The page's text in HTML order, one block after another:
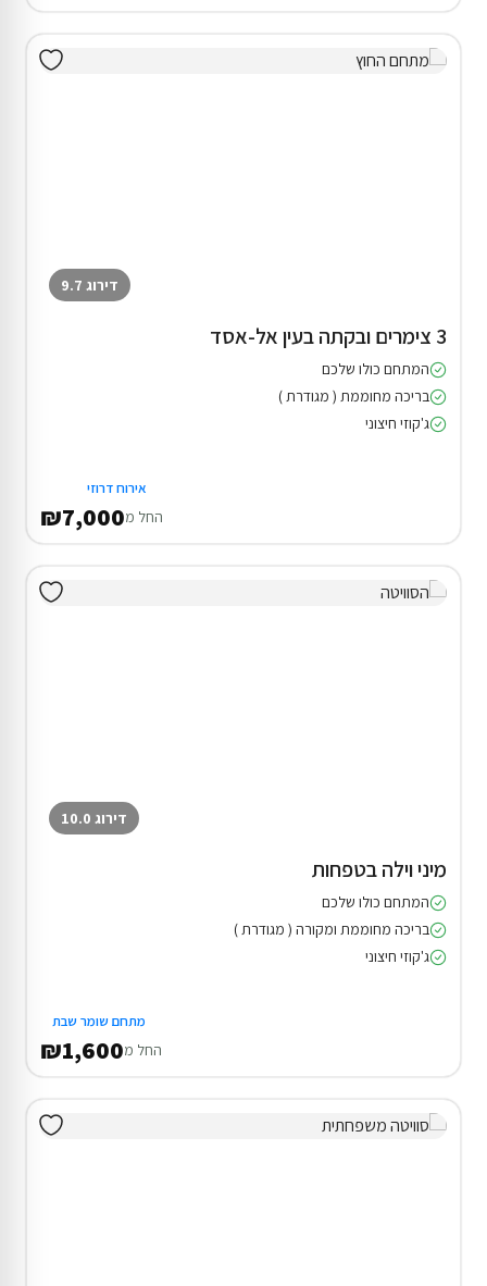
דירוג 9.7
3 צימרים ובקתה בעין אל-אסד
המתחם כולו שלכם
בריכה מחוממת ( מגודרת )
ג'קוזי חיצוני
אירוח דרוזי
החל מ₪7,000
דירוג 10.0
מיני וילה בטפחות
המתחם כולו שלכם
בריכה מחוממת ומקורה ( מגודרת )
ג'קוזי חיצוני
מתחם שומר שבת
החל מ₪1,600